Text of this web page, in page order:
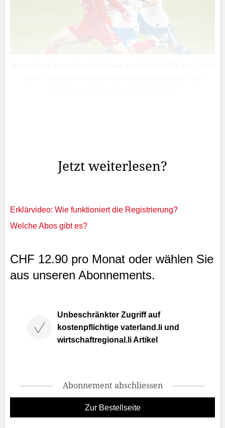
Jetzt weiterlesen?
Erklärvideo: Wie funktioniert die Registrierung?
Welche Abos gibt es?
CHF 12.90 pro Monat oder wählen Sie
aus unseren Abonnements.
Unbeschränkter Zugriff auf
kostenpflichtige vaterland.li und
wirtschaftregional.li Artikel
Abonnement abschliessen
Zur Bestellseite